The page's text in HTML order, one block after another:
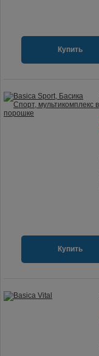
Купить
Купить